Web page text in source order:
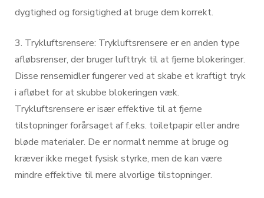
dygtighed og forsigtighed at bruge dem korrekt.
3. Trykluftsrensere: Trykluftsrensere er en anden type
afløbsrenser, der bruger lufttryk til at fjerne blokeringer.
Disse rensemidler fungerer ved at skabe et kraftigt tryk
i afløbet for at skubbe blokeringen væk.
Trykluftsrensere er især effektive til at fjerne
tilstopninger forårsaget af f.eks. toiletpapir eller andre
bløde materialer. De er normalt nemme at bruge og
kræver ikke meget fysisk styrke, men de kan være
mindre effektive til mere alvorlige tilstopninger.